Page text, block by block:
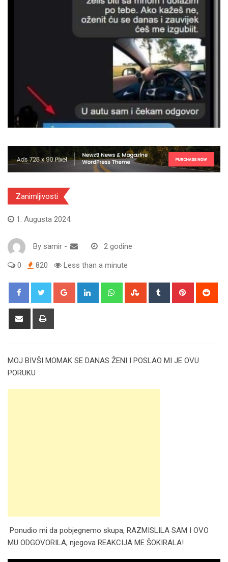
Zanimljivosti
1. Augusta 2024.
By samir - 2 godine
0 820 Less than a minute
Google+ LinkedIn WhatsappStumbleUpon
Tumblr Pinterest
Share
MOJ BIVŠI MOMAK SE DANAS ŽENI I POSLAO MI JE OVU
PORUKU
Ponudio mi da pobjegnemo skupa, RAZMISLILA SAM I OVO
MU ODGOVORILA, njegova REAKCIJA ME ŠOKIRALA!